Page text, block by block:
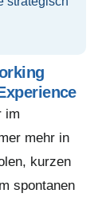
im
mehr in
kurzen
spontanen